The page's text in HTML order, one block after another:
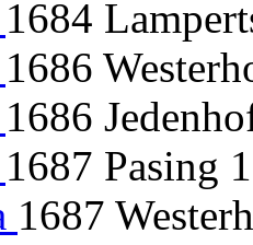
1684
1686
1686
1687 Pasing
1687